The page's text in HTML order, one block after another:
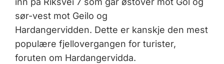
sør-vest mot Geilo og
Hardangervidden. Dette er kanskje den mest
populære fjellovergangen for turister,
foruten om Hardangervidda.